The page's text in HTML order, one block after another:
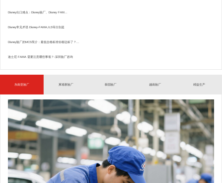
Disney出口难点：Disney验厂、Disney FAM...
Disney常见术语.Disney-FAMA,ILS等分别是
Disney验厂的MCS简介：最低合格标准你都达标了？...
迪士尼 FAMA 需要注意哪些事项？-深圳验厂咨询
东南亚验厂 柬埔寨验厂 泰国验厂 越南验厂 精益生产